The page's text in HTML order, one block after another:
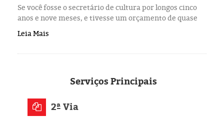
Amazonas
Eleições 2024
Se você fosse o secretário de cultura por longos cinco
anos e nove meses, e tivesse um orçamento de quase
Leia Mais
ServiçosPrincipais
2ª Via